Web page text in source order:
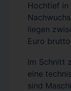
Hochtief in
liegen
Euro
Im Schnitt
eine
sind